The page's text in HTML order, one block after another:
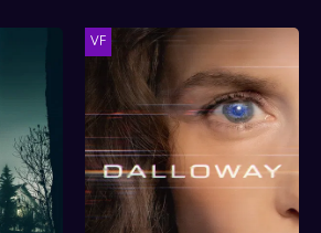
VF